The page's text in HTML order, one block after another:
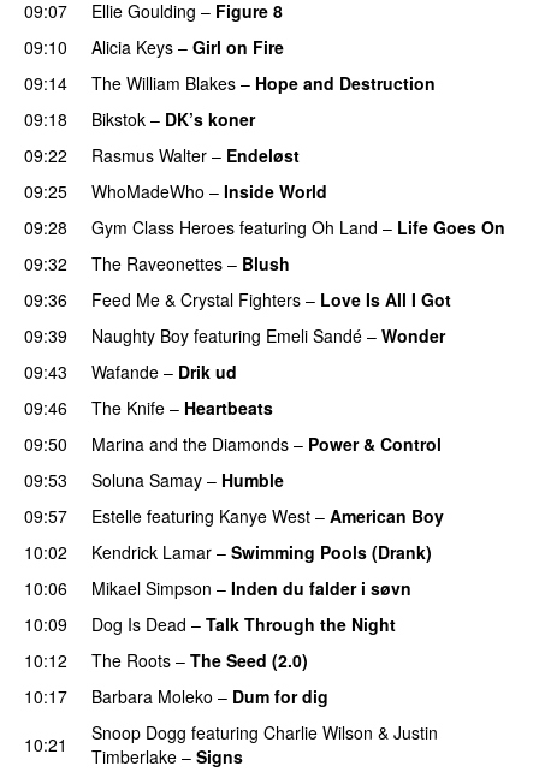
09:07 Ellie Goulding – Figure 8
09:10
Alicia Keys – Girl on Fire
09:14
The William Blakes – Hope and Destruction
09:18
Bikstok – DK’s koner
09:22
Rasmus Walter – Endeløst
09:25 WhoMadeWho – Inside World
09:28
Gym Class Heroes featuring Oh Land – Life Goes On
09:32
The Raveonettes – Blush
09:36 Feed Me & Crystal Fighters – Love Is All I Got
09:39
Naughty Boy featuring Emeli Sandé – Wonder
09:43
Wafande – Drik ud
09:46
The Knife – Heartbeats
09:50
Marina and the Diamonds – Power & Control
09:53
Soluna Samay – Humble
09:57
Estelle featuring Kanye West – American Boy
10:02
Kendrick Lamar – Swimming Pools (Drank)
10:06
Mikael Simpson – Inden du falder i søvn
10:09 Dog Is Dead – Talk Through the Night
10:12
The Roots – The Seed (2.0)
10:17 Barbara Moleko – Dum for dig
10:21
Snoop Dogg featuring Charlie Wilson & Justin
Timberlake – Signs